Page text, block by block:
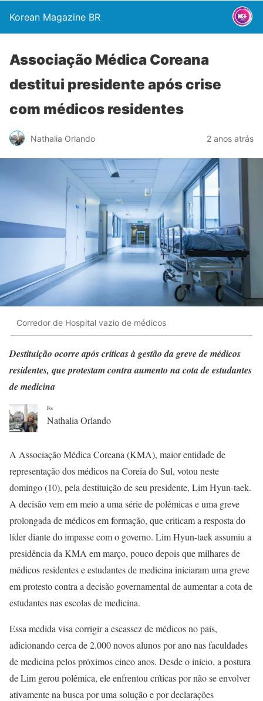
Korean Magazine BR
Associação Médica Coreana
destitui presidente após crise
com médicos residentes
Nathalia Orlando 2 anos atrás
Corredor de Hospital vazio de médicos
Destituição ocorre após críticas à gestão da greve de médicos
residentes, que protestam contra aumento na cota de estudantes
de medicina
Por
Nathalia Orlando
A Associação Médica Coreana (KMA), maior entidade de
representação dos médicos na Coreia do Sul, votou neste
domingo (10), pela destituição de seu presidente, Lim Hyun-taek.
A decisão vem em meio a uma série de polêmicas e uma greve
prolongada de médicos em formação, que criticam a resposta do
líder diante do impasse com o governo. Lim Hyun-taek assumiu a
presidência da KMA em março, pouco depois que milhares de
médicos residentes e estudantes de medicina iniciaram uma greve
em protesto contra a decisão governamental de aumentar a cota de
estudantes nas escolas de medicina.
Essa medida visa corrigir a escassez de médicos no país,
adicionando cerca de 2.000 novos alunos por ano nas faculdades
de medicina pelos próximos cinco anos. Desde o início, a postura
de Lim gerou polêmica, ele enfrentou críticas por não se envolver
ativamente na busca por uma solução e por declarações